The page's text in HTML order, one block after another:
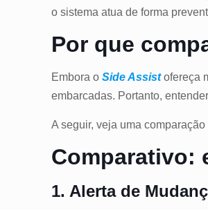
o sistema atua de forma
Por que
Embora oSide Assistofereça
embarcadas. Portanto,
A seguir, veja uma
Comparativo:
1. Alerta de